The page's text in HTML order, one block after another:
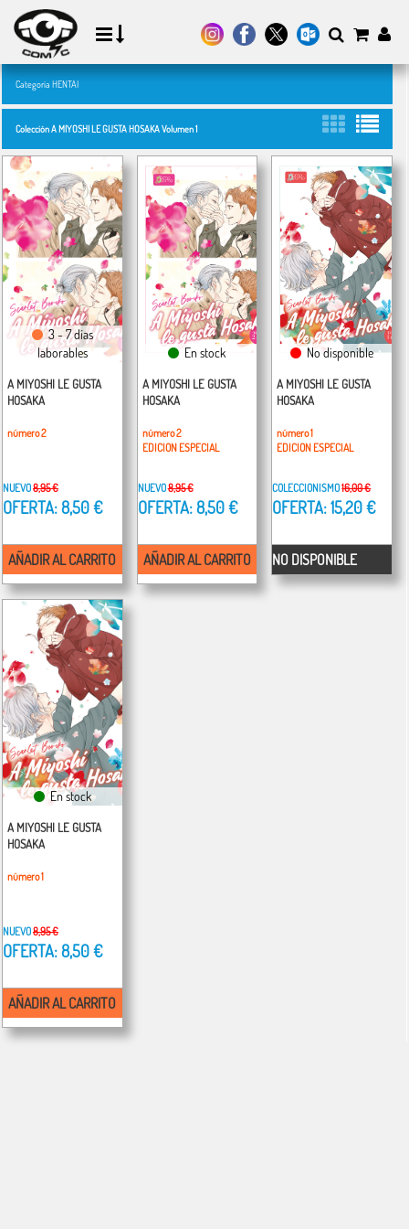
Categoría HENTAI
Colección A MIYOSHI LE GUSTA HOSAKA Volumen 1
3 - 7 días
laborables
A MIYOSHI LE GUSTA
HOSAKA
número 2
NUEVO8,95 €
OFERTA: 8,50 €
AÑADIR AL CARRITO
En stock
A MIYOSHI LE GUSTA
HOSAKA
número 2
EDICION ESPECIAL
NUEVO8,95 €
OFERTA: 8,50 €
AÑADIR AL CARRITO
No disponible
A MIYOSHI LE GUSTA
HOSAKA
número 1
EDICION ESPECIAL
COLECCIONISMO16,00 €
OFERTA: 15,20 €
NO DISPONIBLE
En stock
A MIYOSHI LE GUSTA
HOSAKA
número 1
NUEVO8,95 €
OFERTA: 8,50 €
AÑADIR AL CARRITO